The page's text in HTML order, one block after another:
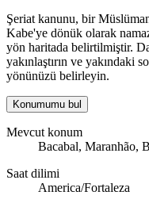
Şeriat kanunu, bir
Kabe'ye dönük olarak
yön haritada belirtilmiştir.
yakınlaştırın ve yakındaki
yönünüzü belirleyin.
Konumumu bul
Mevcut konum
Bacabal, Maranhão,
Saat dilimi
America/Fortaleza